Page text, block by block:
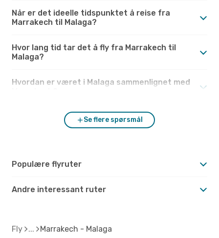
Når er det ideelle tidspunktet å reise fra
Marrakech til Malaga?
Hvor lang tid tar det å fly fra Marrakech til
Malaga?
Hvordan er været i Malaga sammenlignet med
Se flere spørsmål
Populære flyruter
Andre interessant ruter
Fly Marrakech - Malaga